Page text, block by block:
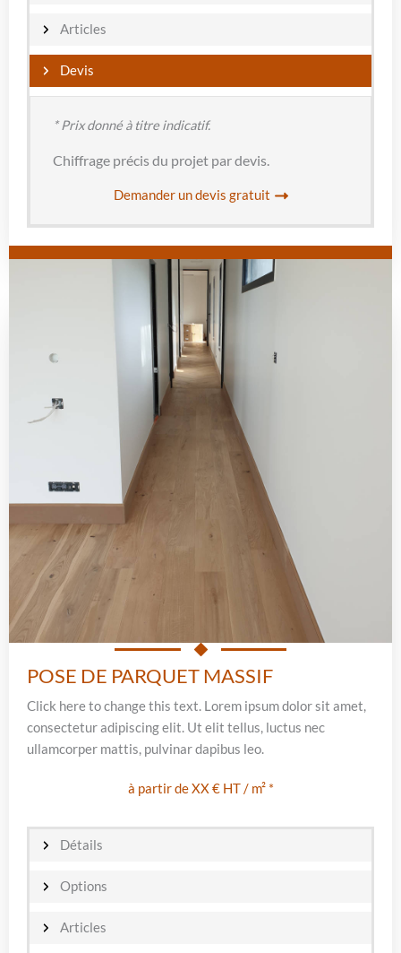
Articles
Devis
* Prix donné à titre indicatif.
Chiffrage précis du projet par devis.
Demander un devis gratuit
POSE DE PARQUET MASSIF
Click here to change this text. Lorem ipsum dolor sit amet,
consectetur adipiscing elit. Ut elit tellus, luctus nec
ullamcorper mattis, pulvinar dapibus leo.
à partir de XX € HT / m² *
Détails
Options
Articles